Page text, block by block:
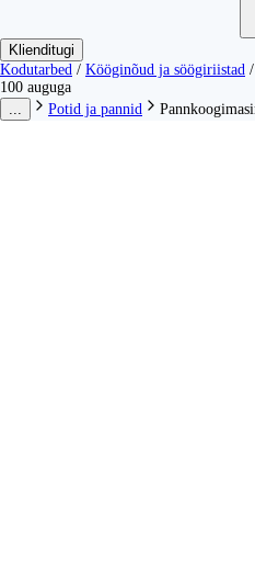
Klienditugi
Kodutarbed / Kööginõud ja söögiriistad /
100 auguga
Potid ja pannid